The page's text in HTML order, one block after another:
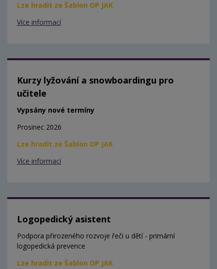
Lze hradit ze Šablon OP JAK
Více informací
Kurzy lyžování a snowboardingu pro
učitele
Vypsány nové termíny
Prosinec 2026
Lze hradit ze Šablon OP JAK
Více informací
Logopedický asistent
Podpora přirozeného rozvoje řeči u dětí - primární
logopedická prevence
Lze hradit ze Šablon OP JAK